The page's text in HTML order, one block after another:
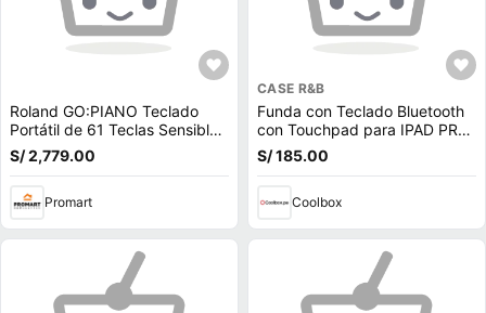
Roland GO:PIANO Teclado
Portátil de 61 Teclas Sensibles
al Tacto con Bluetooth y
Grabador
S/ 2,779.00
Promart
CASE R&B
Funda con Teclado Bluetooth
con Touchpad para IPAD PRO
11"" Negro
S/ 185.00
Coolbox